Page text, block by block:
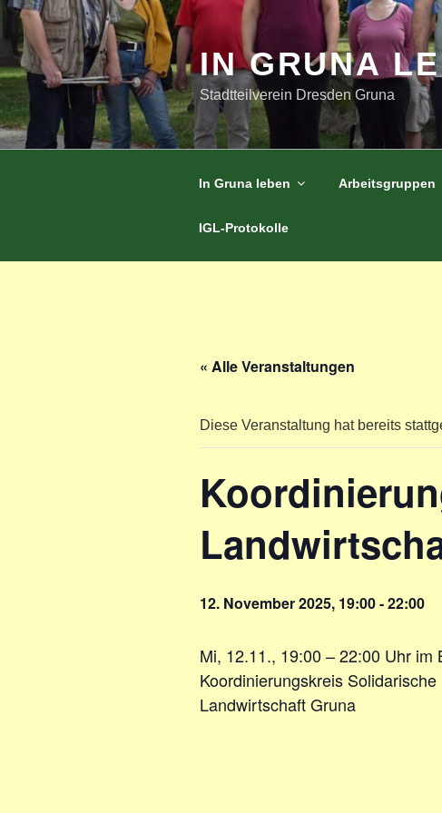
Zum
Inhalt
springen
IN GRUNA
Stadtteilverein Dresden Gruna
In Gruna leben Arbeitsgruppen
IGL-Protokolle
« Alle Veranstaltungen
Diese Veranstaltung hat bereits
12. November 2025, 19:00-22:00
Mi, 12.11., 19:00 – 22:00 Uhr im
Koordinierungskreis Solidarische
Landwirtschaft Gruna